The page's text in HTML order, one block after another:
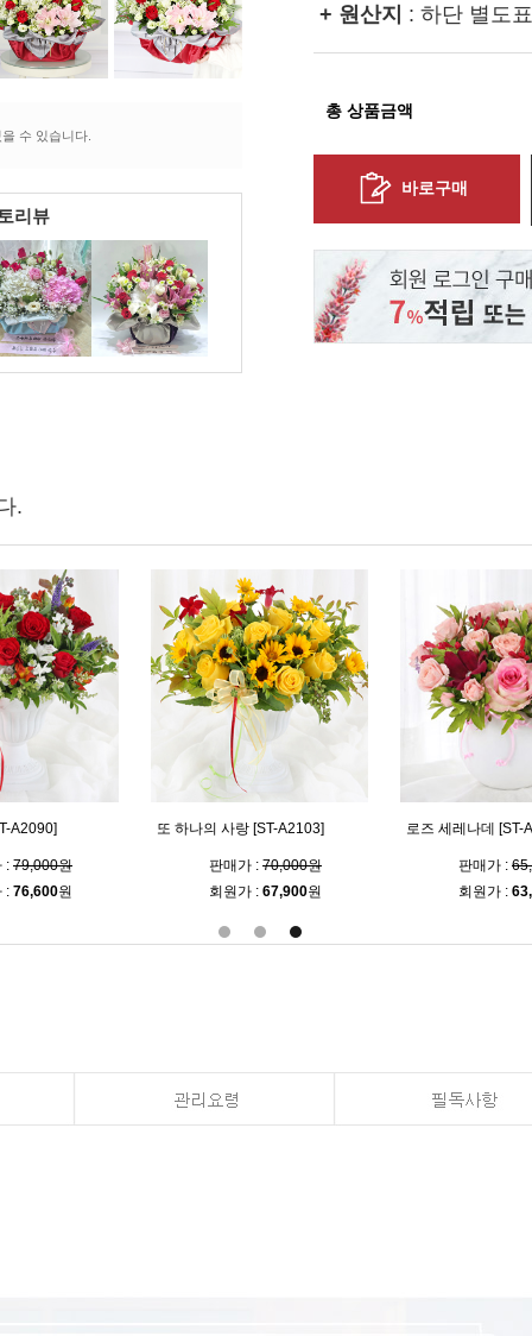
수 있습니다.
리뷰
+ 원산지 : 하단 별도
총 상품금액
바로구매
.
A2090]
: 79,000원
: 76,600원
또 하나의 사랑 [ST-A2103]
판매가 : 70,000원
회원가 : 67,900원
로즈 세레나데 [ST-
판매가 :
회원가 :